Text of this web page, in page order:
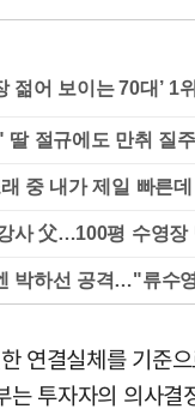
딸 절규에도 만취 질
중 내가 제일 빠른
사 父…100평 수영장
박하선 공격…"류수
연결실체를 기준
는 투자자의 의사결